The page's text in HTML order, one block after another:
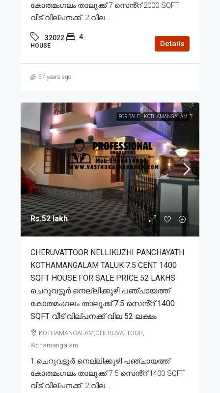
കോതമംഗലം താലൂക്ക് 7 സെൻ്റ് 2000 SQFT
വീട് വില്പനക്ക്. 2.വില...
32022 4
HOUSE Details
57 years ago
FOR SALE KOTHAMANGALAM
Rs.52 lakh
CHERUVATTOOR NELLIKUZHI PANCHAYATH
KOTHAMANGALAM TALUK 7.5 CENT 1400
SQFT HOUSE FOR SALE PRICE 52 LAKHS
ചെറുവട്ടൂർ നെല്ലിക്കുഴി പഞ്ചായത്ത്
കോതമംഗലം താലൂക്ക് 7.5 സെൻ്റ് 1400
SQFT വീട് വില്പനക്ക് വില 52 ലക്ഷം
KOTHAMANGALAM,CHERUVATTOOR,
Kothamangalam
1.ചെറുവട്ടൂർ നെല്ലിക്കുഴി പഞ്ചായത്ത്
കോതമംഗലം താലൂക്ക് 7.5 സെൻ്റ് 1400 SQFT
വീട് വില്പനക്ക്. 2.വില...